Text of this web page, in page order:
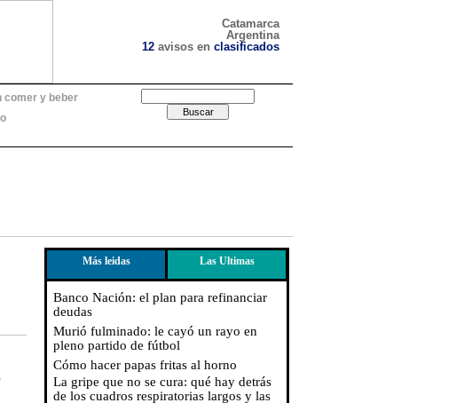
Catamarca
Argentina
12 avisos en clasificados
comer y beber
Más leidas Las Ultimas
Banco Nación: el plan para refinanciar
deudas
Murió fulminado: le cayó un rayo en
pleno partido de fútbol
Cómo hacer papas fritas al horno
La gripe que no se cura: qué hay detrás
de los cuadros respiratorias largos y las